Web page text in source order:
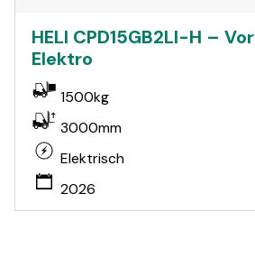
HELI CPD15GB2LI-H –
Elektro
1500kg
3000mm
Elektrisch
2026